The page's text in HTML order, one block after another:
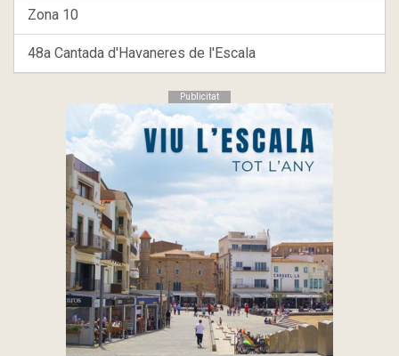
Zona 10
48a Cantada d'Havaneres de l'Escala
Publicitat